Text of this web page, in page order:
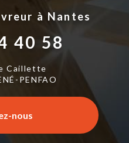
à Nantes
40 58
Caillette
PENFAO
nous